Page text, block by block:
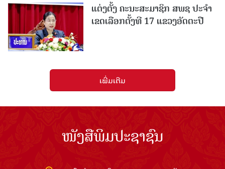
ແຕ່ງຕັ້ງ ຄະນະສະມາຊິກ ສພຊ ປະຈຳ
ເຂດເລືອກຕັ້ງທີ 17 ແຂວງອັດຕະປື
ເພີ່ມເຕີມ
ໜັງສືພິມປະຊາຊົນ